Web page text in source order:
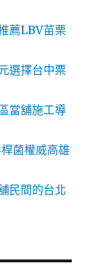
薦LBV苗栗
選擇台中票
當舖施工導
菌權威高雄
民間的台北